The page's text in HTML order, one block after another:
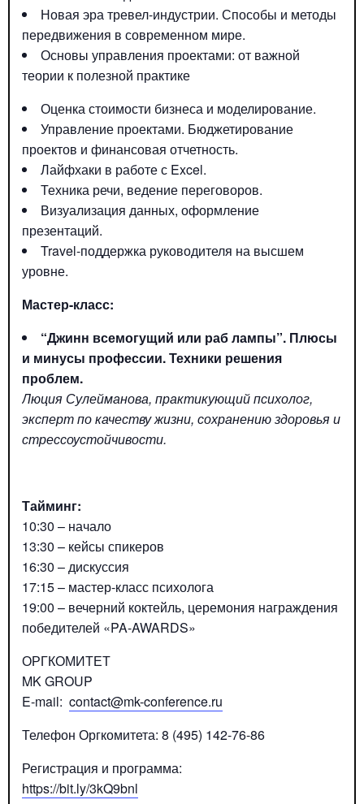
Новая эра тревел-индустрии. Способы и методы
передвижения в современном мире.
Основы управления проектами: от важной
теории к полезной практике
Оценка стоимости бизнеса и моделирование.
Управление проектами. Бюджетирование
проектов и финансовая отчетность.
Лайфхаки в работе с Excel.
Техника речи, ведение переговоров.
Визуализация данных, оформление
презентаций.
Travel-поддержка руководителя на высшем
уровне.
Мастер-класс:
“Джинн всемогущий или раб лампы”. Плюсы
и минусы профессии. Техники решения
проблем.
Люция Сулейманова, практикующий психолог,
эксперт по качеству жизни, сохранению здоровья и
стрессоустойчивости.
Тайминг:
10:30 – начало
13:30 – кейсы спикеров
16:30 – дискуссия
17:15 – мастер-класс психолога
19:00 – вечерний коктейль, церемония награждения
победителей «PA-AWARDS»
ОРГКОМИТЕТ
MK GROUP
E-mail: contact@mk-conference.ru
Телефон Оргкомитета: 8 (495) 142-76-86
Регистрация и программа:
https://bit.ly/3kQ9bnl